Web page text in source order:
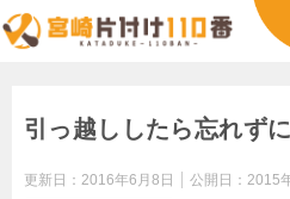
引っ越ししたら忘れず
更新日： 2016年6月8日 公開日： 2015